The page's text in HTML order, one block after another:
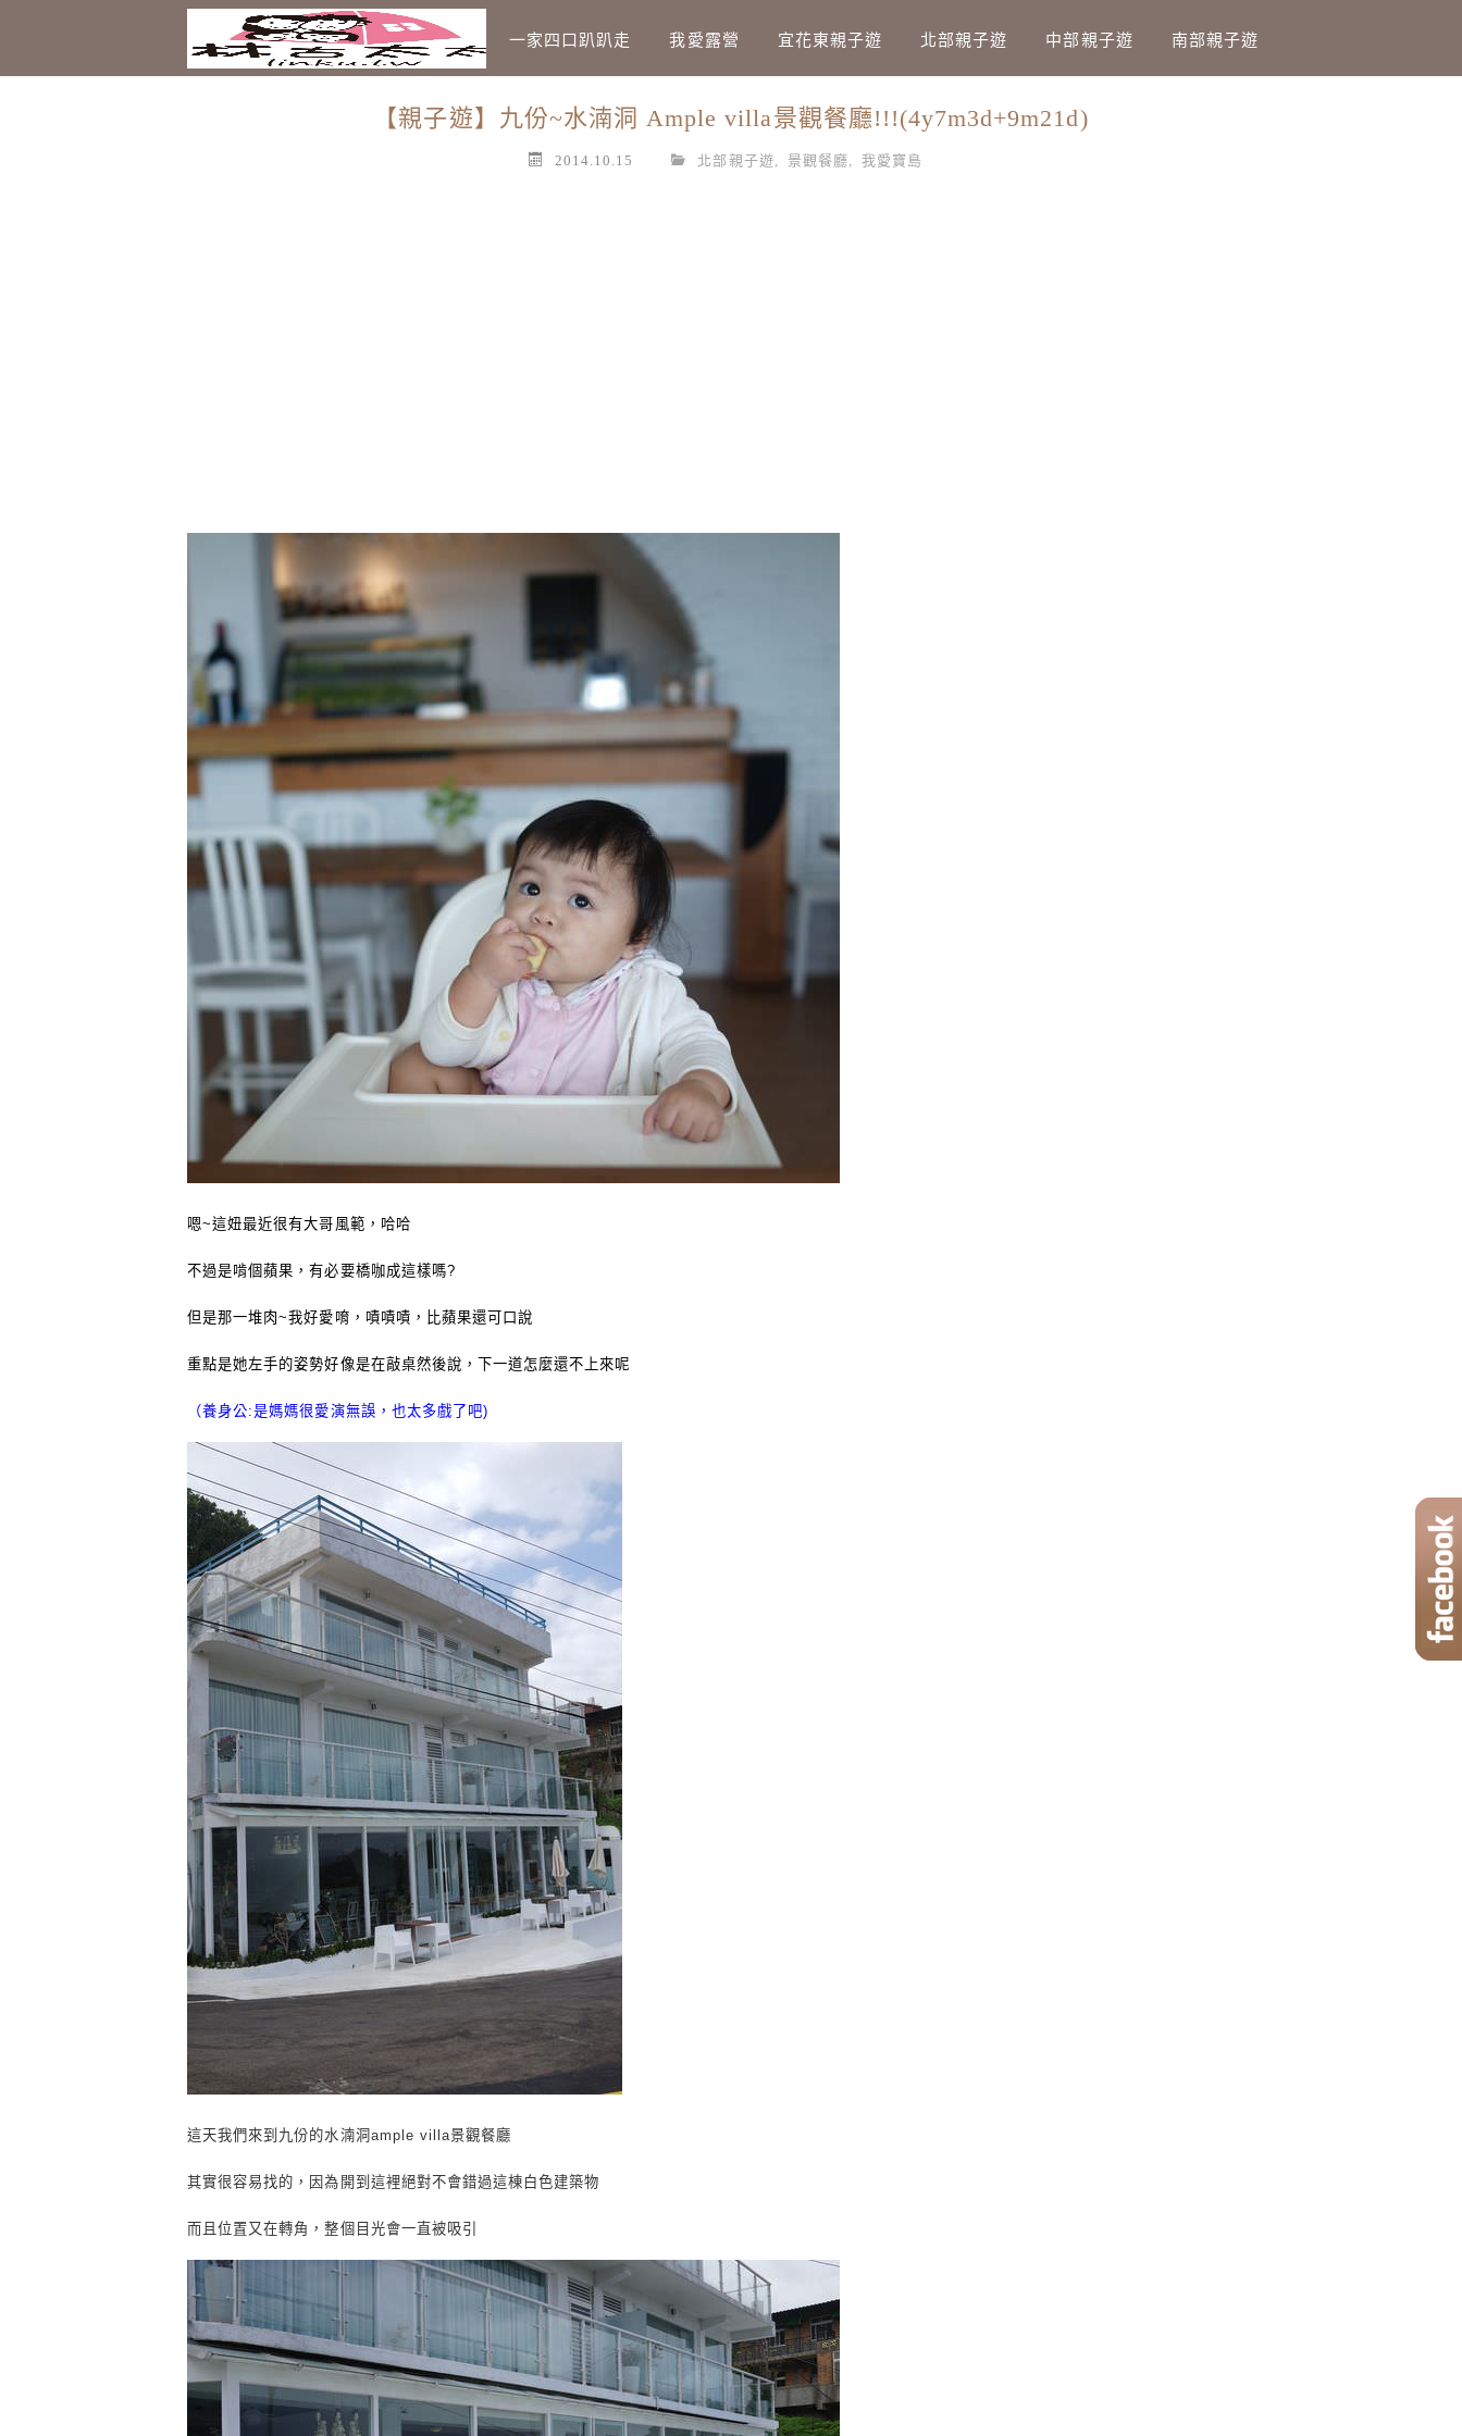
Main Menu
一家四口趴趴走 我愛露營 宜花東親子遊 北部親子遊 中部親子遊 南部親子遊
【親子遊】九份~水湳洞 Ample villa景觀餐廳!!!(4y7m3d+9m21d)
2014.10.15 北部親子遊 景觀餐廳 ,我愛寶島
嗯~這妞最近很有大哥風範，哈哈
不過是啃個蘋果，有必要橋咖成這樣嗎?
但是那一堆肉~我好愛唷，嘖嘖嘖，比蘋果還可口說
重點是她左手的姿勢好像是在敲桌然後說，下一道怎麼還不上來呢
（養身公:是媽媽很愛演無誤，也太多戲了吧)
這天我們來到九份的水湳洞ample villa景觀餐廳
其實很容易找的，因為開到這裡絕對不會錯過這棟白色建築物
而且位置又在轉角，整個目光會一直被吸引